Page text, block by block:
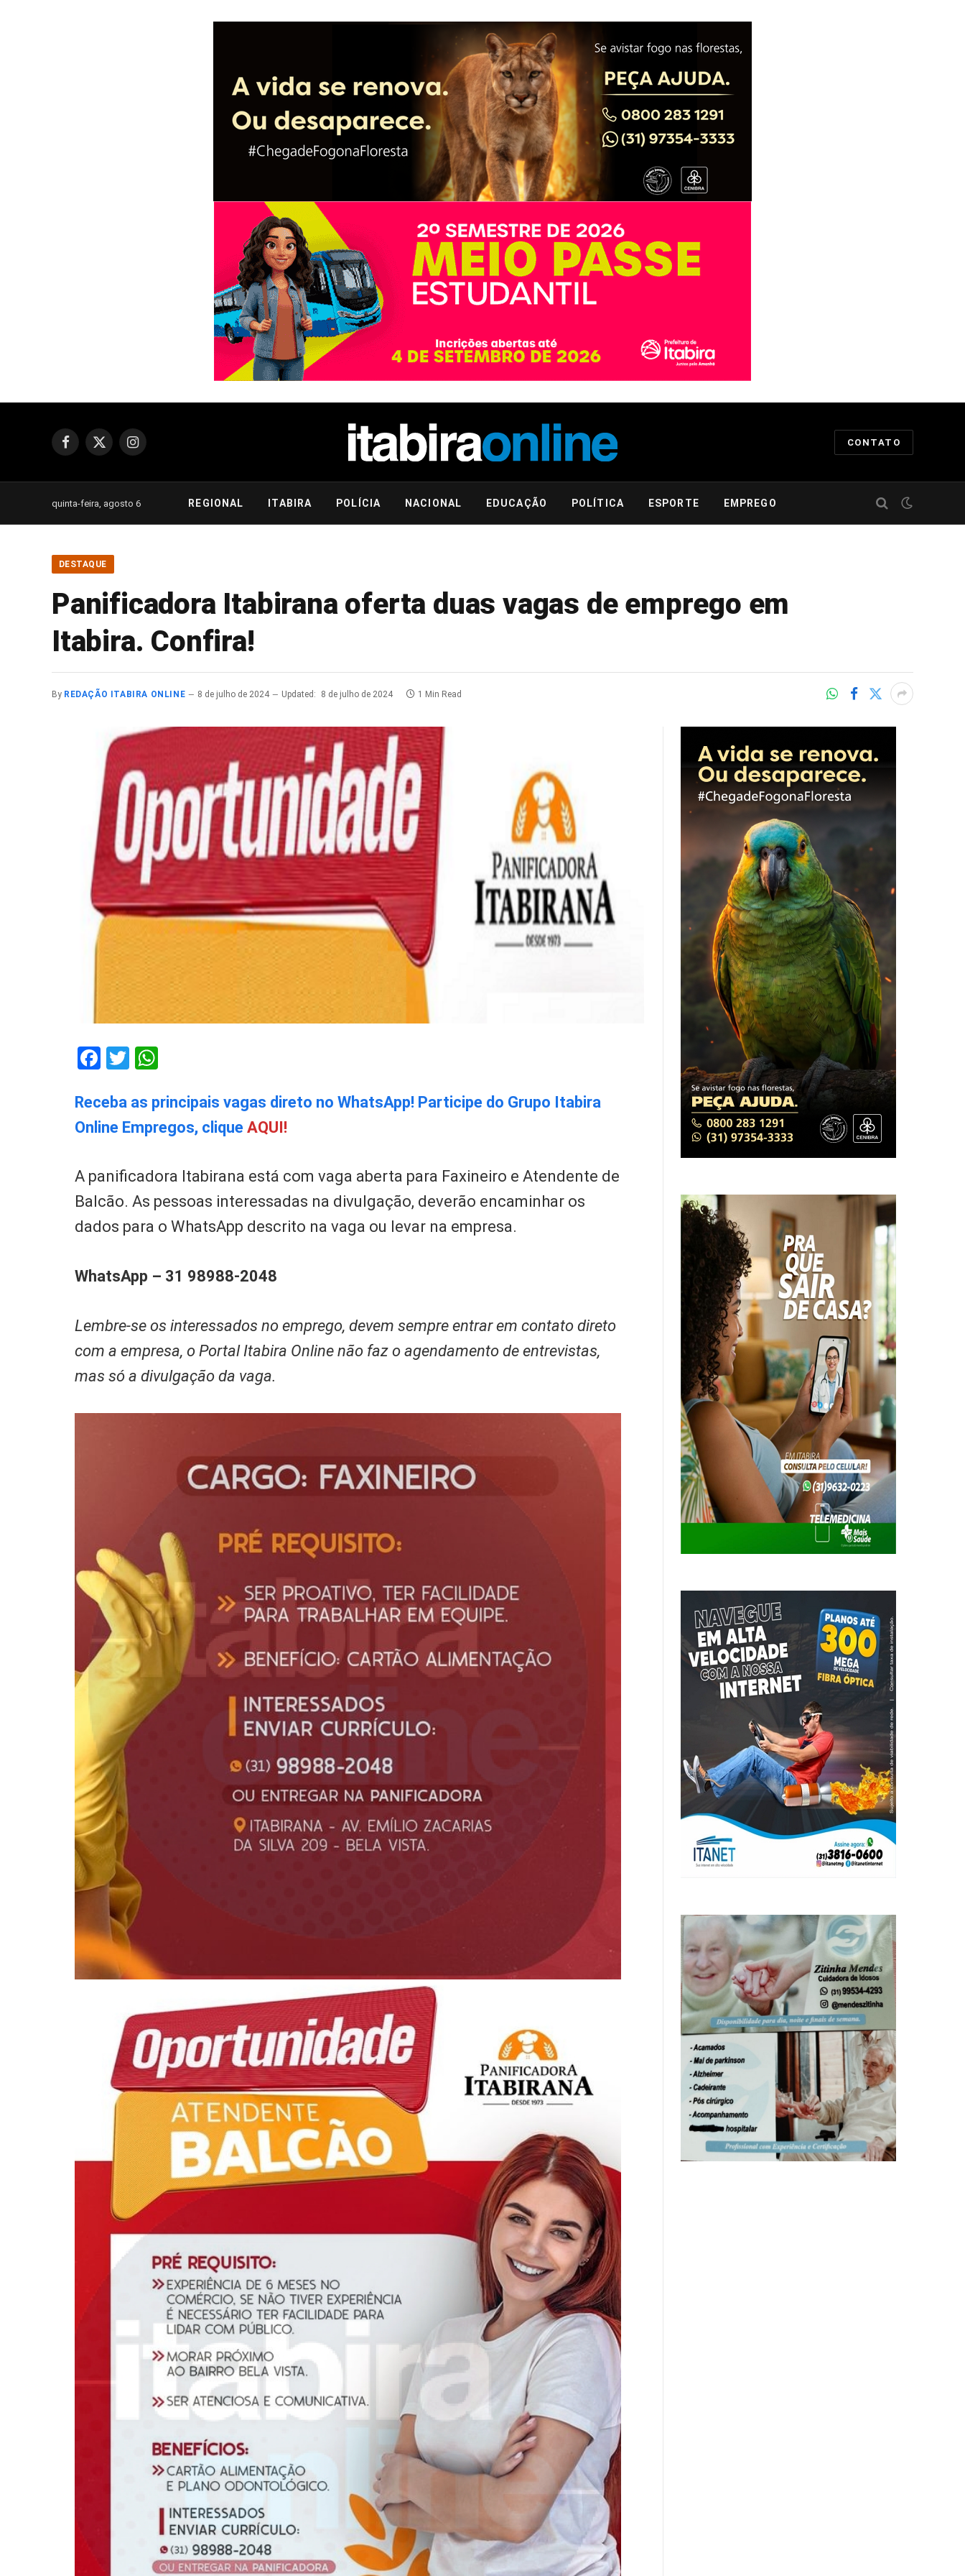
Facebook
X
Instagram
CONTATO
quinta-feira, agosto 6 REGIONAL ITABIRA POLÍCIA NACIONAL EDUCAÇÃO POLÍTICA ESPORTE EMPREGO
DESTAQUE
Panificadora Itabirana oferta duas vagas de emprego em
Itabira. Confira!
By REDAÇÃO ITABIRA ONLINE 8 de julho de 2024 Updated: 8 de julho de 2024 1 Min Read
Facebook
Twitter
Receba as principais vagas direto no WhatsApp! Participe do Grupo Itabira
Online Empregos, cliqueAQUI!
A panificadora Itabirana está com vaga aberta para Faxineiro e Atendente de
Balcão. As pessoas interessadas na divulgação, deverão encaminhar os
dados para o WhatsApp descrito na vaga ou levar na empresa.
WhatsApp – 31 98988-2048
Lembre-se os interessados no emprego, devem sempre entrar em contato direto
com a empresa, o Portal Itabira Online não faz o agendamento de entrevistas,
mas só a divulgação da vaga.